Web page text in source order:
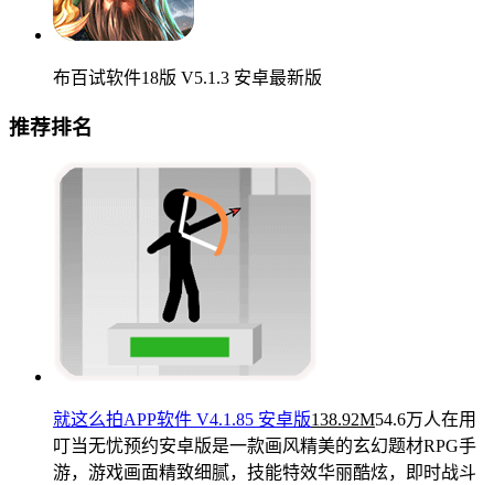
布百试软件18版 V5.1.3 安卓最新版
推荐排名
就这么拍APP软件 V4.1.85 安卓版138.92M54.6万人在用
叮当无忧预约安卓版是一款画风精美的玄幻题材RPG手
游，游戏画面精致细腻，技能特效华丽酷炫，即时战斗